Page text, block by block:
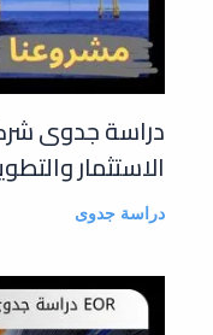
دراسة جدوى
الاستثمار
دراسة جدوى